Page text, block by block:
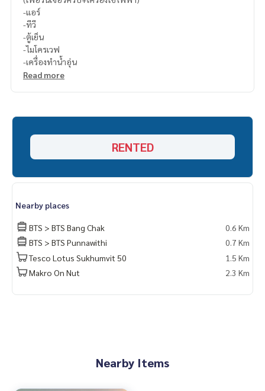
-แอร์
-ทีวี
-ตู้เย็น
-ไมโครเวฟ
-เครื่องทำน้ำอุ่น
Read more
RENTED
Nearby places
BTS > BTS Bang Chak
0.6 Km
BTS > BTS Punnawithi
0.7 Km
Tesco Lotus Sukhumvit 50
1.5 Km
Makro On Nut
2.3 Km
Nearby Items